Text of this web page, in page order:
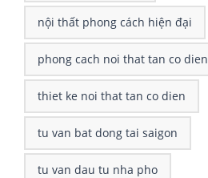
nội thất phong cách hiện đại
phong cach noi that tan co dien
thiet ke noi that tan co dien
tu van bat dong tai saigon
tu van dau tu nha pho